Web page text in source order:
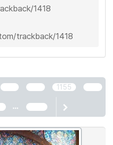
1418
trackback/1418
1155
...